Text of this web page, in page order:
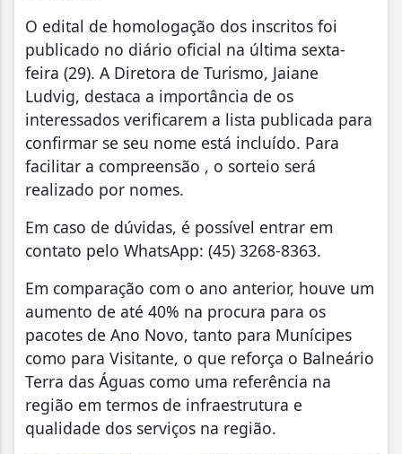
O edital de homologação dos inscritos foi
publicado no diário oficial na última sexta-
feira (29). A Diretora de Turismo, Jaiane
Ludvig, destaca a importância de os
interessados verificarem a lista publicada para
confirmar se seu nome está incluído. Para
facilitar a compreensão , o sorteio será
realizado por nomes.
Em caso de dúvidas, é possível entrar em
contato pelo WhatsApp: (45) 3268-8363.
Em comparação com o ano anterior, houve um
aumento de até 40% na procura para os
pacotes de Ano Novo, tanto para Munícipes
como para Visitante, o que reforça o Balneário
Terra das Águas como uma referência na
região em termos de infraestrutura e
qualidade dos serviços na região.